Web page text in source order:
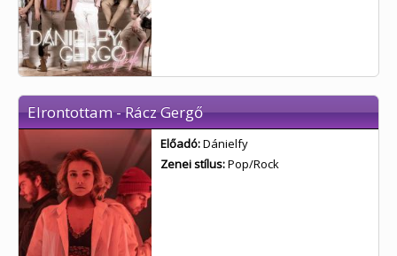
Elrontottam - Rácz Gergő
Előadó:Dánielfy
Zenei stílus:Pop/Rock